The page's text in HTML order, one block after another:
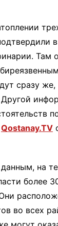
Там
сразу же,
Другой
Qostanay.TV
на
более
во всех